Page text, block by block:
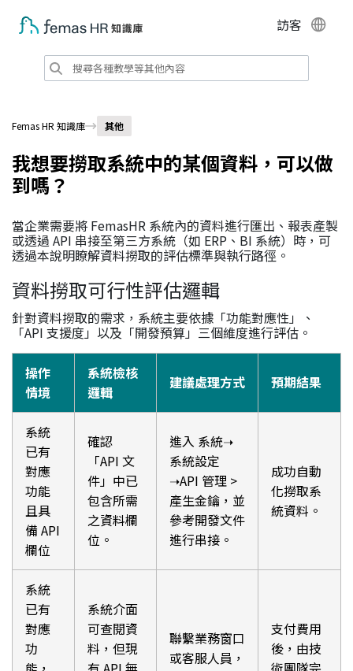
訪客
Femas HR 知識庫 其他
我想要撈取系統中的某個資料，可以做
到嗎？
當企業需要將 FemasHR 系統內的資料進行匯出、報表產製
或透過 API 串接至第三方系統（如 ERP、BI 系統）時，可
透過本說明瞭解資料撈取的評估標準與執行路徑。
資料撈取可行性評估邏輯
針對資料撈取的需求，系統主要依據「功能對應性」、
「API 支援度」以及「開發預算」三個維度進行評估。
操作
情境
系統檢核
邏輯
建議處理方式 預期結果
系統
已有
對應
功能
且具
備 API
欄位
確認
「API 文
件」中已
包含所需
之資料欄
位。
進入 系統➝
系統設定
➝API 管理 >
產生金鑰，並
參考開發文件
進行串接。
成功自動
化撈取系
統資料。
系統
已有
對應
功
系統介面
可查閱資
料，但現
聯繫業務窗口
或客服人員，
支付費用
後，由技